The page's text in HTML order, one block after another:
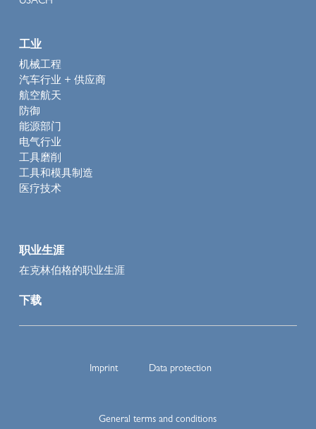
工业
机械工程
汽车行业 + 供应商
航空航天
防御
能源部门
电气行业
工具磨削
工具和模具制造
医疗技术
职业生涯
在克林伯格的职业生涯
下载
Imprint Data protection
General terms and conditions